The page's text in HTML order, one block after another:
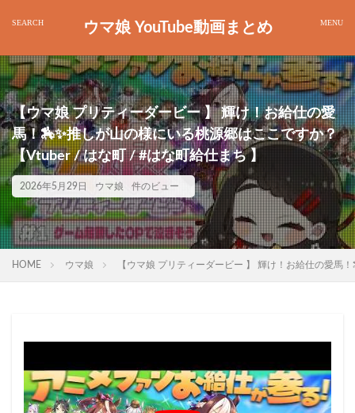
ウマ娘 YouTube動画まとめ
【ウマ娘 プリティーダービー 】 輝け！お給仕の愛
馬！🏇✨推しが山の様にいる桃源郷はここですか？
【Vtuber / はな町 / #はな町給仕まち 】
2026年5月29日 ウマ娘 件のビュー
HOME ウマ娘 【ウマ娘 プリティーダービー 】 輝け！お給仕の愛馬